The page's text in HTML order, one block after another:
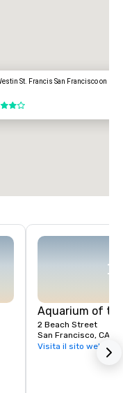
St. Francis San Francisco on
Aquarium of
2 Beach Street
San Francisco, CA,
Visita il sito web